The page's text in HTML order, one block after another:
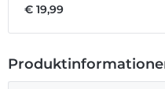
€ 19,99